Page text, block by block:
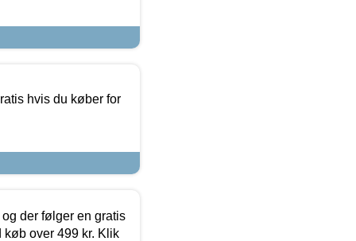
hvis du køber for
der følger en gratis
køb over 499 kr. Klik